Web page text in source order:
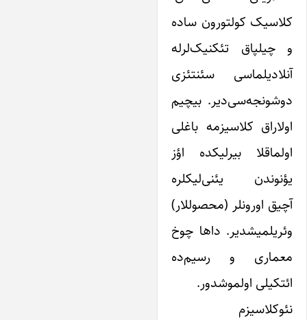
کولتورون ساده
چیلپاق تئکنیک‌لرله
سئنتئزی
بیچیم
کلاسیزمه باغلی
بیرلیکده اؤز
یئنی‌لیکلره
اورونلر (محصوللار)
داها چوخ
و رسیم‌ده
اولموشدور.